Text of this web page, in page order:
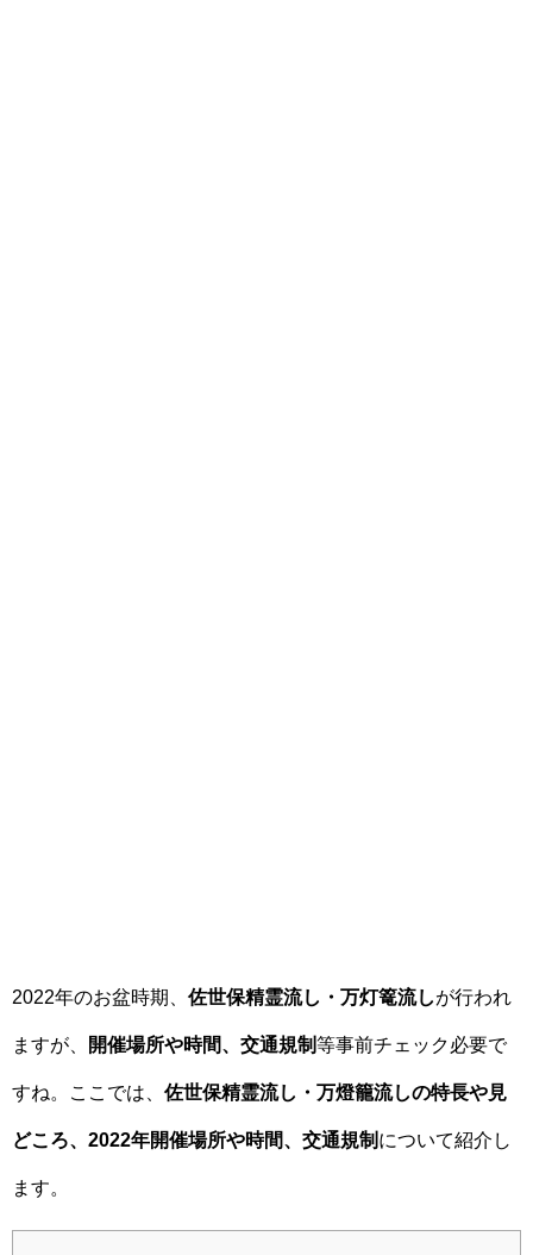
2022年のお盆時期、 佐世保精霊流し・万灯篭流しが行われ
ますが、 開催場所や時間、交通規制等事前チェック必要で
すね。ここでは、 佐世保精霊流し・万燈籠流しの特長や見
どころ、2022年開催場所や時間、交通規制 について紹介し
ます。